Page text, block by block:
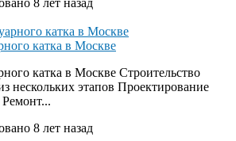
катка в Москве
катка в Москве Строительство
нескольких этапов Проектирование
8 лет назад